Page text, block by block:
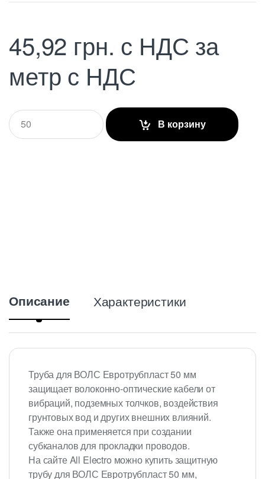
45,92 грн. с НДС за
метр с НДС
Q
u
a
В корзину
Описание Характеристики
Труба для ВОЛС Евротрубпласт 50 мм
защищает волоконно-оптические кабели от
вибраций, подземных толчков, воздействия
грунтовых вод и других внешних влияний.
Также она применяется при создании
субканалов для прокладки проводов.
На сайте All Electro можно купить защитную
трубу для ВОЛС Евротрубпласт 50 мм,